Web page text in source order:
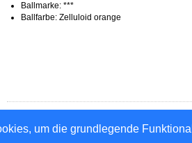
um die grundlegende
Ballmarke: ***
Ballfarbe: Zelluloid orange
Für den Inhalt verantwortlich: Hessischer
© 1999-2026 nu Datenautomaten GmbH -